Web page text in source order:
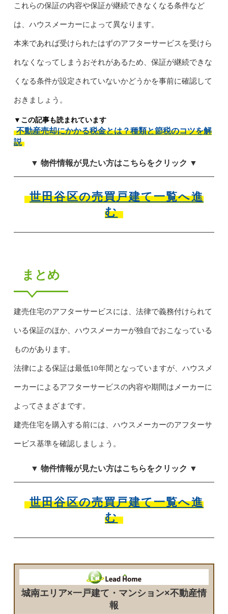
これらの保証の内容や保証が継続できなくなる条件など
は、ハウスメーカーによって異なります。
本来であれば受けられたはずのアフターサービスを受けら
れなくなってしまうおそれがあるため、保証が継続できな
くなる条件が設定されていないかどうかを事前に確認して
おきましょう。
▼この記事も読まれています
不動産売却にかかる税金とは？種類と節税のコツを解
説
▼ 物件情報が見たい方はこちらをクリック ▼
世田谷区の売買戸建て一覧へ進
む
まとめ
建売住宅のアフターサービスには、法律で義務付けられて
いる保証のほか、ハウスメーカーが独自でおこなっている
ものがあります。
法律による保証は最低10年間となっていますが、ハウスメ
ーカーによるアフターサービスの内容や期間はメーカーに
よってさまざまです。
建売住宅を購入する前には、ハウスメーカーのアフターサ
ービス基準を確認しましょう。
▼ 物件情報が見たい方はこちらをクリック ▼
世田谷区の売買戸建て一覧へ進
む
城南エリア×一戸建て・マンション×不動産情
報